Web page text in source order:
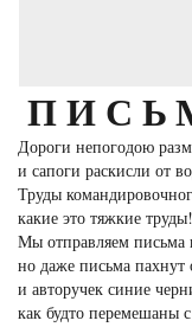
Дороги непогодою
и сапоги раскисли от
Труды
какие это тяжкие труды!
Мы отправляем
но даже письма пахнут
и авторучек синие
как будто перемешаны